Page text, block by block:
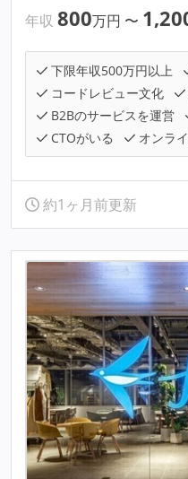
年収 800万円 〜
下限年収500万円以上
コードレビュー文化
B2Bのサービスを運営
CTOがいる
オンラ
約1ヶ月前更新